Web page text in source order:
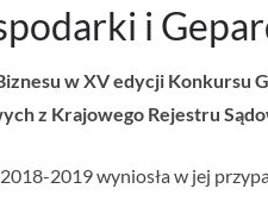
i
w XV edycji Konkursu
z Krajowego Rejestru
2019 wyniosła w jej